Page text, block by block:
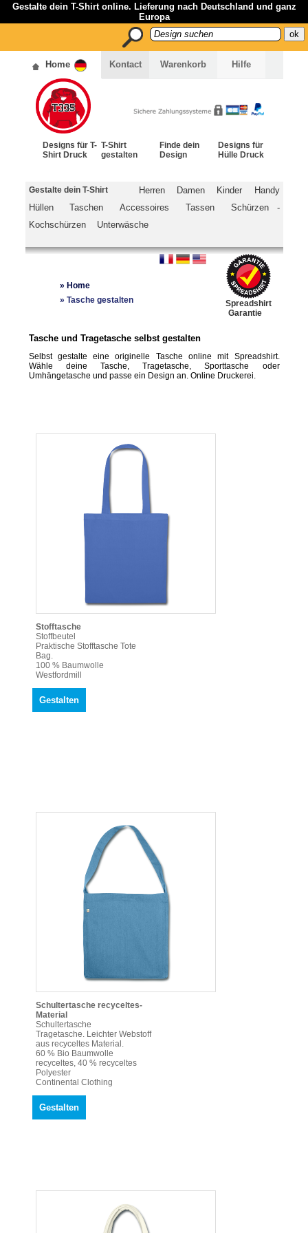
Gestalte dein T-Shirt online. Lieferung nach Deutschland und ganz
Europa
Home Kontact Warenkorb Hilfe
Designs für T-
Shirt Druck
T-Shirt
gestalten
Finde dein
Design
Designs für
Hülle Druck
Gestalte dein T-Shirt Herren Damen Kinder
Handy
Hüllen
Taschen Accessoires Tassen
Schürzen -
Kochschürzen
Unterwäsche
Spreadshirt
Garantie
» Home
» Tasche gestalten
Tasche und Tragetasche selbst gestalten
Selbst gestalte eine originelle Tasche online mit Spreadshirt.
Wähle deine Tasche, Tragetasche, Sporttasche oder
Umhängetasche und passe ein Design an. Online Druckerei.
Stofftasche
Stoffbeutel
Praktische Stofftasche Tote
Bag.
100 % Baumwolle
Westfordmill
Schultertasche recyceltes-
Material
Schultertasche
Tragetasche. Leichter Webstoff
aus recyceltes Material.
60 % Bio Baumwolle
recyceltes, 40 % recyceltes
Polyester
Continental Clothing